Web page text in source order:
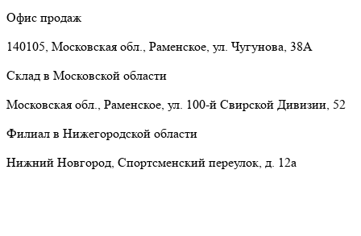
Офис продаж
140105, Московская обл., Раменское, ул. Чугунова, 38А
Склад в Московской области
Московская обл., Раменское, ул. 100-й Свирской Дивизии, 52
Филиал в Нижегородской области
Нижний Новгород, Спортсменский переулок, д. 12а